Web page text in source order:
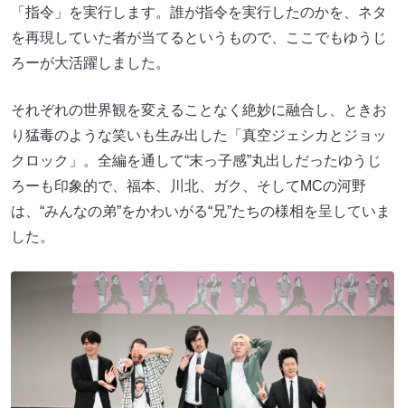
「指令」を実行します。誰が指令を実行したのかを、ネタ
を再現していた者が当てるというもので、ここでもゆうじ
ろーが大活躍しました。
それぞれの世界観を変えることなく絶妙に融合し、ときお
り猛毒のような笑いも生み出した「真空ジェシカとジョッ
クロック」。全編を通して“末っ子感”丸出しだったゆうじ
ろーも印象的で、福本、川北、ガク、そしてMCの河野
は、“みんなの弟”をかわいがる“兄”たちの様相を呈していま
した。